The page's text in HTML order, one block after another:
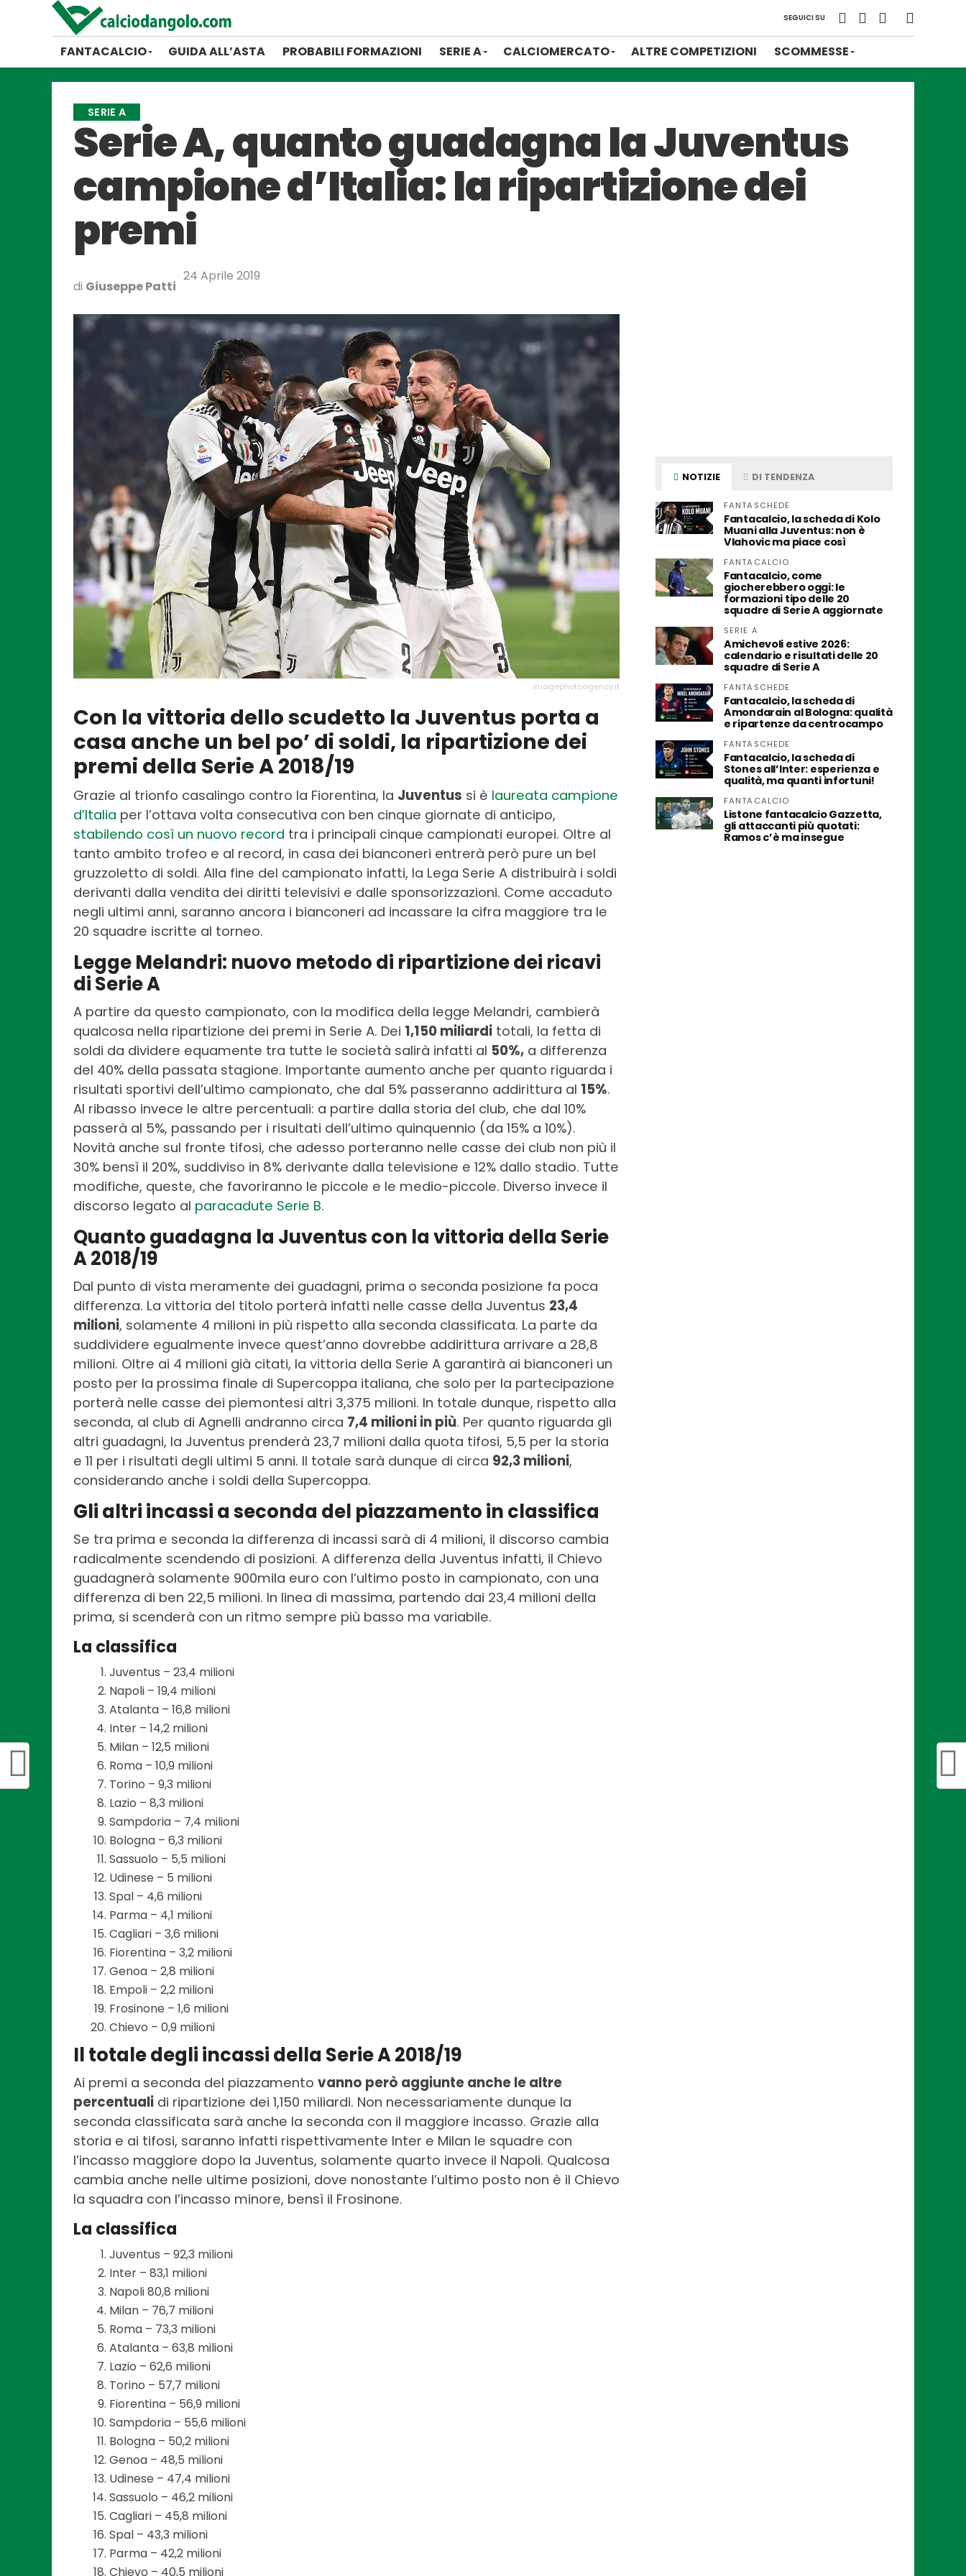
SEGUICI SU
FANTACALCIO GUIDA ALL’ASTA PROBABILI FORMAZIONI SERIE A CALCIOMERCATO ALTRE COMPETIZIONI SCOMMESSE
SERIE A
Serie A, quanto guadagna la Juventus
campione d’Italia: la ripartizione dei
premi
di Giuseppe Patti
24 Aprile 2019
imagephotoagency.it
Con la vittoria dello scudetto la Juventus porta a
casa anche un bel po’ di soldi, la ripartizione dei
premi della Serie A 2018/19
Grazie al trionfo casalingo contro la Fiorentina, la Juventus si è laureata campione
d’Italia per l’ottava volta consecutiva con ben cinque giornate di anticipo,
stabilendo così un nuovo record tra i principali cinque campionati europei. Oltre al
tanto ambito trofeo e al record, in casa dei bianconeri entrerà però pure un bel
gruzzoletto di soldi. Alla fine del campionato infatti, la Lega Serie A distribuirà i soldi
derivanti dalla vendita dei diritti televisivi e dalle sponsorizzazioni. Come accaduto
negli ultimi anni, saranno ancora i bianconeri ad incassare la cifra maggiore tra le
20 squadre iscritte al torneo.
Legge Melandri: nuovo metodo di ripartizione dei ricavi
di Serie A
A partire da questo campionato, con la modifica della legge Melandri, cambierà
qualcosa nella ripartizione dei premi in Serie A. Dei 1,150 miliardi totali, la fetta di
soldi da dividere equamente tra tutte le società salirà infatti al 50%, a differenza
del 40% della passata stagione. Importante aumento anche per quanto riguarda i
risultati sportivi dell’ultimo campionato, che dal 5% passeranno addirittura al 15%.
Al ribasso invece le altre percentuali: a partire dalla storia del club, che dal 10%
passerà al 5%, passando per i risultati dell’ultimo quinquennio (da 15% a 10%).
Novità anche sul fronte tifosi, che adesso porteranno nelle casse dei club non più il
30% bensì il 20%, suddiviso in 8% derivante dalla televisione e 12% dallo stadio. Tutte
modifiche, queste, che favoriranno le piccole e le medio-piccole. Diverso invece il
discorso legato al paracadute Serie B.
Quanto guadagna la Juventus con la vittoria della Serie
A 2018/19
Dal punto di vista meramente dei guadagni, prima o seconda posizione fa poca
differenza. La vittoria del titolo porterà infatti nelle casse della Juventus 23,4
milioni, solamente 4 milioni in più rispetto alla seconda classificata. La parte da
suddividere egualmente invece quest’anno dovrebbe addirittura arrivare a 28,8
milioni. Oltre ai 4 milioni già citati, la vittoria della Serie A garantirà ai bianconeri un
posto per la prossima finale di Supercoppa italiana, che solo per la partecipazione
porterà nelle casse dei piemontesi altri 3,375 milioni. In totale dunque, rispetto alla
seconda, al club di Agnelli andranno circa 7,4 milioni in più. Per quanto riguarda gli
altri guadagni, la Juventus prenderà 23,7 milioni dalla quota tifosi, 5,5 per la storia
e 11 per i risultati degli ultimi 5 anni. Il totale sarà dunque di circa 92,3 milioni,
considerando anche i soldi della Supercoppa.
Gli altri incassi a seconda del piazzamento in classifica
Se tra prima e seconda la differenza di incassi sarà di 4 milioni, il discorso cambia
radicalmente scendendo di posizioni. A differenza della Juventus infatti, il Chievo
guadagnerà solamente 900mila euro con l’ultimo posto in campionato, con una
differenza di ben 22,5 milioni. In linea di massima, partendo dai 23,4 milioni della
prima, si scenderà con un ritmo sempre più basso ma variabile.
La classifica
Juventus – 23,4 milioni
Napoli – 19,4 milioni
Atalanta – 16,8 milioni
Inter – 14,2 milioni
Milan – 12,5 milioni
Roma – 10,9 milioni
Torino – 9,3 milioni
Lazio – 8,3 milioni
Sampdoria – 7,4 milioni
Bologna – 6,3 milioni
Sassuolo – 5,5 milioni
Udinese – 5 milioni
Spal – 4,6 milioni
Parma – 4,1 milioni
Cagliari – 3,6 milioni
Fiorentina – 3,2 milioni
Genoa – 2,8 milioni
Empoli – 2,2 milioni
Frosinone – 1,6 milioni
Chievo – 0,9 milioni
Il totale degli incassi della Serie A 2018/19
Ai premi a seconda del piazzamento vanno però aggiunte anche le altre
percentuali di ripartizione dei 1,150 miliardi. Non necessariamente dunque la
seconda classificata sarà anche la seconda con il maggiore incasso. Grazie alla
storia e ai tifosi, saranno infatti rispettivamente Inter e Milan le squadre con
l’incasso maggiore dopo la Juventus, solamente quarto invece il Napoli. Qualcosa
cambia anche nelle ultime posizioni, dove nonostante l’ultimo posto non è il Chievo
la squadra con l’incasso minore, bensì il Frosinone.
La classifica
Juventus – 92,3 milioni
Inter – 83,1 milioni
Napoli 80,8 milioni
Milan – 76,7 milioni
Roma – 73,3 milioni
Atalanta – 63,8 milioni
Lazio – 62,6 milioni
Torino – 57,7 milioni
Fiorentina – 56,9 milioni
Sampdoria – 55,6 milioni
Bologna – 50,2 milioni
Genoa – 48,5 milioni
Udinese – 47,4 milioni
Sassuolo – 46,2 milioni
Cagliari – 45,8 milioni
Spal – 43,3 milioni
Parma – 42,2 milioni
Chievo – 40,5 milioni
NOTIZIE DI TENDENZA
FANTASCHEDE
Fantacalcio, la scheda di Kolo
Muani alla Juventus: non è
Vlahovic ma piace così
FANTACALCIO
Fantacalcio, come
giocherebbero oggi: le
formazioni tipo delle 20
squadre di Serie A aggiornate
SERIE A
Amichevoli estive 2026:
calendario e risultati delle 20
squadre di Serie A
FANTASCHEDE
Fantacalcio, la scheda di
Amondarain al Bologna: qualità
e ripartenze da centrocampo
FANTASCHEDE
Fantacalcio, la scheda di
Stones all’Inter: esperienza e
qualità, ma quanti infortuni!
FANTACALCIO
Listone fantacalcio Gazzetta,
gli attaccanti più quotati:
Ramos c’è ma insegue